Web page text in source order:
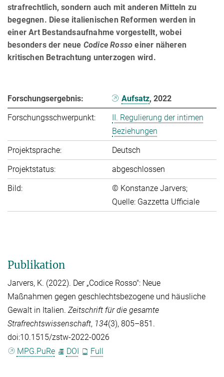
strafrechtlich, sondern auch mit anderen Mitteln zu
begegnen. Diese italienischen Reformen werden in
einer Art Bestandsaufnahme vor­gestellt, wobei
besonders der neue Codice Rosso einer näheren
kritischen Betrachtung unterzogen wird.
Forschungsergebnis: Aufsatz, 2022
Forschungsschwerpunkt:
II. Regulierung der intimen
Beziehungen
Projektsprache:
Deutsch
Projektstatus:
abgeschlossen
Bild:
© Konstanze Jarvers;
Quelle: Gazzetta Ufficiale
Publikation
Jarvers, K. (2022). Der „Codice Rosso": Neue
Maßnahmen gegen geschlechtsbezogene und häusliche
Gewalt in Italien. Zeitschrift für die gesamte
Strafrechtswissenschaft, 134(3), 805–851.
doi:10.1515/zstw-2022-0026
MPG.PuRe
DOI Full